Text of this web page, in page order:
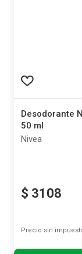
Desodorante
50 ml
Nivea
$ 3108
Precio sin